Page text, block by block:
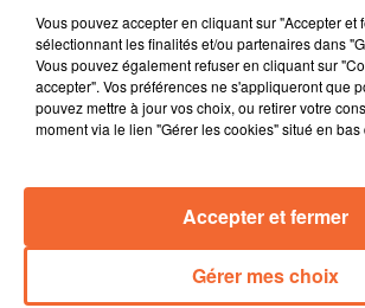
Paris
- La Fondation pour une agriculture
distinguer l'exploitation de Christophe
Boissière.
- La CJM part en live ce vendredi à
0:00
Vous pouvez accepter en cliquant sur "Accepter et
sélectionnant les finalités et/ou partenaires dans
Vous pouvez également refuser en cliquant sur
accepter". Vos préférences ne s'appliqueront que
pouvez mettre à jour vos choix, ou retirer votre
moment via le lien "Gérer les cookies" situé en
Gérer mes choix
Accepter et fermer